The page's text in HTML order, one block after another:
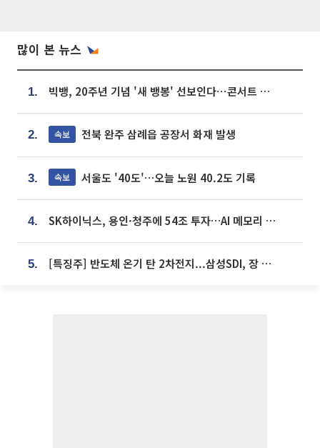
많이 본 뉴스
1. 빅뱅, 20주년 기념 '새 뱅봉' 선보인다⋯콘서트 앞두고 팝업 개최
2. 속보 전북 완주 삼례읍 공장서 화재 발생
3. 속보 서울도 '40도'…오늘 노원 40.2도 기록
4. SK하이닉스, 용인·청주에 54조 투자…AI 메모리 생산기지 키운다
5. [특징주] 반도체 온기 탄 2차전지...삼성SDI, 장 초반 7% 넘게 껑충